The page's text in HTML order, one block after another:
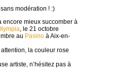
modération ! :)
encore mieux succomber à
, le 21 octobre
au Pasinoà Aix-en-
la couleur rose
artiste, n’hésitez pas à